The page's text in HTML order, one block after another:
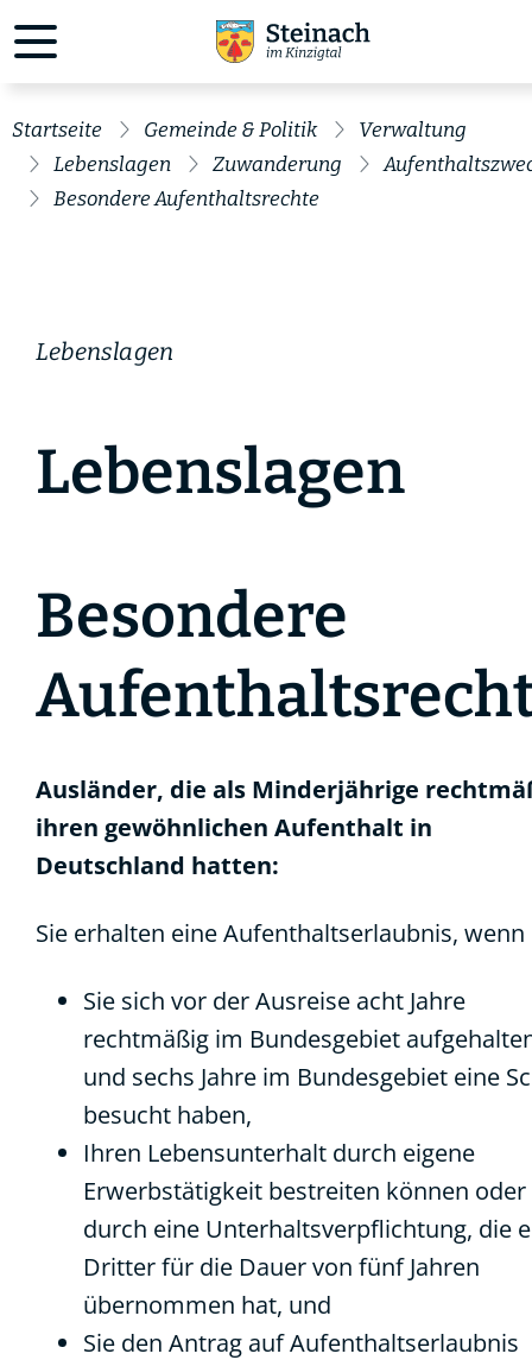
Startseite Gemeinde & Politik
Verwaltung
Lebenslagen
Zuwanderung
Besondere Aufenthaltsrechte
Lebenslagen
Lebenslagen
Besondere
Ausländer, die als Minderjährige
ihren gewöhnlichen Aufenthalt in
Deutschland hatten:
Sie erhalten eine Aufenthaltserlaubnis, wenn
Sie sich vor der Ausreise acht Jahre
rechtmäßig im Bundesgebiet
und sechs Jahre im Bundesgebiet eine
besucht haben,
Ihren Lebensunterhalt durch eigene
Erwerbstätigkeit bestreiten können oder
durch eine Unterhaltsverpflichtung, die
Dritter für die Dauer von fünf Jahren
übernommen hat, und
Sie den Antrag auf Aufenthaltserlaubnis